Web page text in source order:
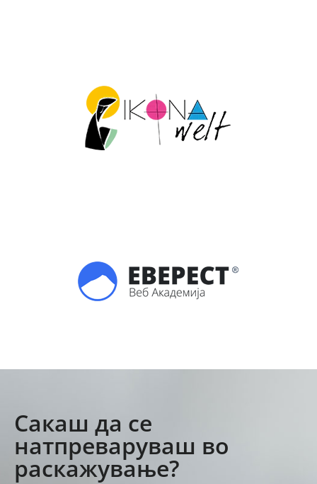
Сакаш да се
натпреваруваш во
раскажување?